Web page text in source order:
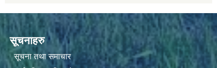
सूचनाहरु
सूचना तथा समाचार